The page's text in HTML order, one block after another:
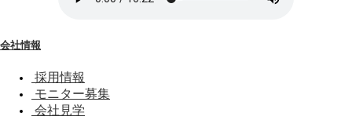
会社情報
採用情報
モニター募集
会社見学